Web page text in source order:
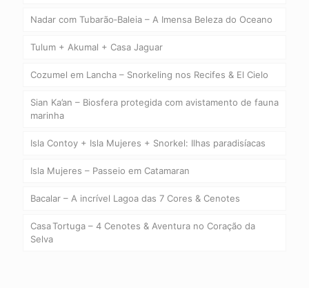
Nadar com Tubarão‑Baleia – A Imensa Beleza do Oceano
Tulum + Akumal + Casa Jaguar
Cozumel em Lancha – Snorkeling nos Recifes & El Cielo
Sian Ka’an – Biosfera protegida com avistamento de fauna
marinha
Isla Contoy + Isla Mujeres + Snorkel: Ilhas paradisíacas
Isla Mujeres – Passeio em Catamaran
Bacalar – A incrível Lagoa das 7 Cores & Cenotes
Casa Tortuga – 4 Cenotes & Aventura no Coração da
Selva